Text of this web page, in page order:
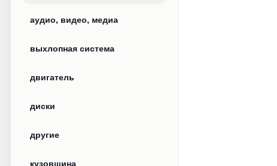
аудио, видео, медиа
выхлопная система
двигатель
диски
другие
кузовщина